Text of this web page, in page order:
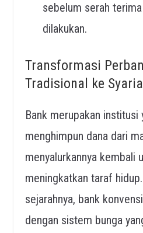
sebelum serah
dilakukan.
Transformasi
Tradisional ke
Bank merupakan institusi
menghimpun dana dari
menyalurkannya kembali
meningkatkan taraf
sejarahnya, bank
dengan sistem bunga